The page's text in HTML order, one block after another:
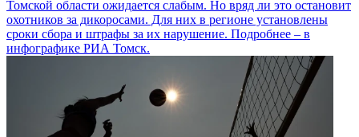
Томской области ожидается слабым. Но вряд ли это остановит
охотников за дикоросами. Для них в регионе установлены
сроки сбора и штрафы за их нарушение. Подробнее – в
инфографике РИА Томск.